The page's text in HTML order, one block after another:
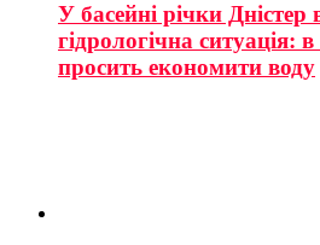
У басейні річки Дністер
гідрологічна ситуація:
просить економити воду